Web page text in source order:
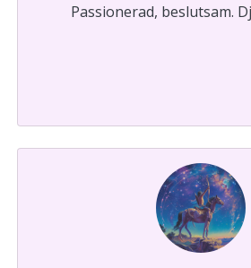
Passionerad, beslutsam.